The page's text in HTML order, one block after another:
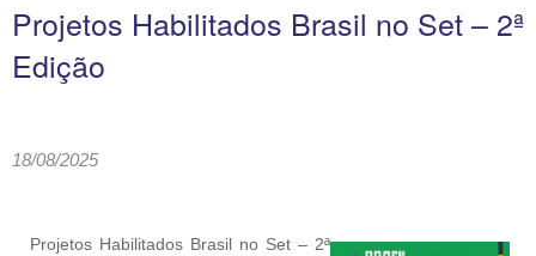
Projetos Habilitados Brasil no Set – 2ª
Edição
18/08/2025
Projetos Habilitados Brasil no Set – 2ª